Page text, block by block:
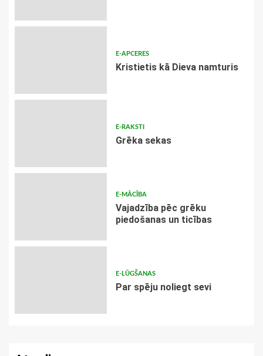
E-APCERES
Kristietis kā Dieva namturis
E-RAKSTI
Grēka sekas
E-MĀCĪBA
Vajadzība pēc grēku
piedošanas un ticības
E-LŪGŠANAS
Par spēju noliegt sevi